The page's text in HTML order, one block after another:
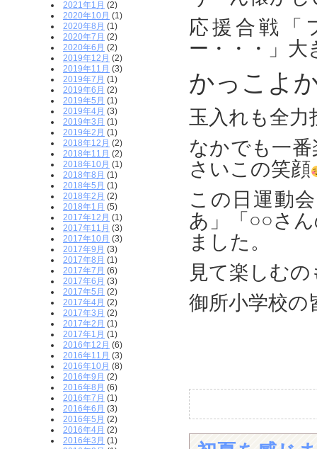
2021年1月 (2)
2020年10月 (1)
2020年8月 (1)
2020年7月 (2)
2020年6月 (2)
2019年12月 (2)
2019年11月 (3)
2019年7月 (1)
2019年6月 (2)
2019年5月 (1)
2019年4月 (3)
2019年3月 (1)
2019年2月 (1)
2018年12月 (2)
2018年11月 (2)
2018年10月 (1)
2018年8月 (1)
2018年5月 (1)
2018年2月 (2)
2018年1月 (5)
2017年12月 (1)
2017年11月 (3)
2017年10月 (3)
2017年9月 (3)
2017年8月 (1)
2017年7月 (6)
2017年6月 (3)
2017年5月 (2)
2017年4月 (2)
2017年3月 (2)
2017年2月 (1)
2017年1月 (1)
2016年12月 (6)
2016年11月 (3)
2016年10月 (8)
2016年9月 (2)
2016年8月 (6)
2016年7月 (1)
2016年6月 (3)
2016年5月 (2)
2016年4月 (2)
2016年3月 (1)
応援合戦「
ー・・・」
かっこよ
玉入れも全力
なかでも一
さいこの笑顔
この日運動
あ」「○○さ
ました。
見て楽しむ
御所小学校